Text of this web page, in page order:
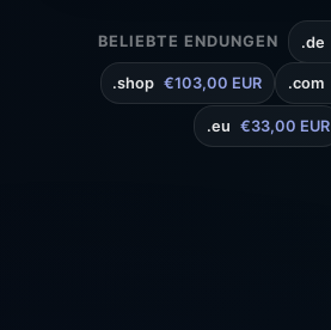
BELIEBTE ENDUNGEN .de
.shop €103,00 EUR .com
.eu €33,00 EUR